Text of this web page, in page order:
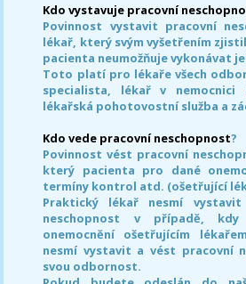
Kdo vystavuje pracovní
Povinnost vystavit pracovní
lékař, který svým vyšetřením
pacienta neumožňuje vykonávat
Toto platí pro lékaře všech
specialista, lékař v
lékařská pohotovostní služba a
Kdo vede pracovní neschopnost?
Povinnost vést pracovní
který pacienta pro dané
termíny kontrol atd. (ošetřující
Praktický lékař nesmí
neschopnost v případě,
onemocnění ošetřujícím
nesmí vystavit a vést pracovní
svou odbornost.